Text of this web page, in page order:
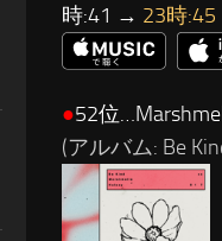
時:41 → 23時:45
●52位
(アルバム: Be